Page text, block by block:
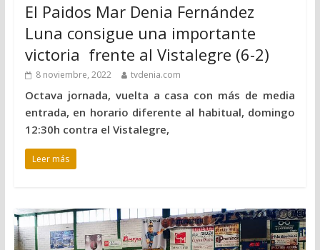
El Paidos Mar Denia Fernández
Luna consigue una importante
victoria frente al Vistalegre (6-2)
8 noviembre, 2022 tvdenia.com
Octava jornada, vuelta a casa con más de media
entrada, en horario diferente al habitual, domingo
12:30h contra el Vistalegre,
Leer más